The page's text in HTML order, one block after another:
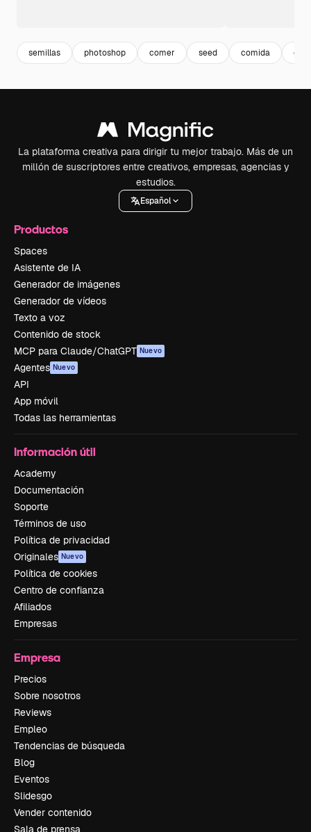
semillas photoshop comer seed comida
La plataforma creativa para dirigir tu mejor trabajo. Más de un
millón de suscriptores entre creativos, empresas, agencias y
estudios.
Español
Productos
Spaces
Asistente de IA
Generador de imágenes
Generador de vídeos
Texto a voz
Contenido de stock
MCP para Claude/ChatGPT Nuevo
Agentes Nuevo
API
App móvil
Todas las herramientas
Información útil
Academy
Documentación
Soporte
Términos de uso
Política de privacidad
Originales Nuevo
Política de cookies
Centro de confianza
Afiliados
Empresas
Empresa
Precios
Sobre nosotros
Reviews
Empleo
Tendencias de búsqueda
Blog
Eventos
Slidesgo
Vender contenido
Sala de prensa